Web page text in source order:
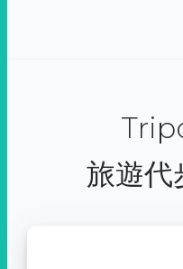
旅遊代